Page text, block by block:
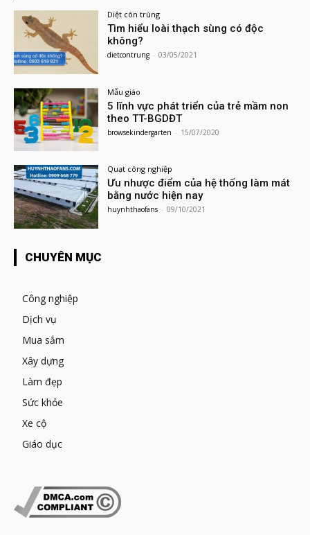
Diệt côn trùng
Tìm hiểu loài thạch sùng có độc
không?
dietcontrung - 03/05/2021
Mẫu giáo
5 lĩnh vực phát triển của trẻ mầm non
theo TT-BGDĐT
browsekindergarten - 15/07/2020
Quạt công nghiệp
Ưu nhược điểm của hệ thống làm mát
bằng nước hiện nay
huynhthaofans - 09/10/2021
CHUYÊN MỤC
Công nghiệp
Dịch vụ
Mua sắm
Xây dựng
Làm đẹp
Sức khỏe
Xe cộ
Giáo dục